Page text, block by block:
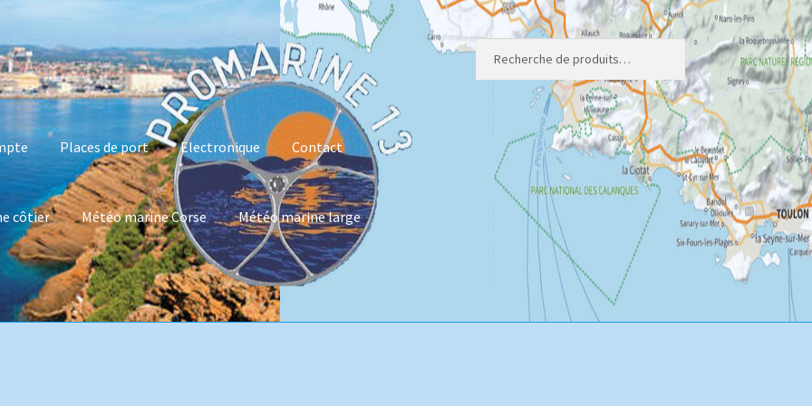
Recherche
pour
Recherche
Places de port Electronique Contact
côtier Météo marine Corse Météo marine large